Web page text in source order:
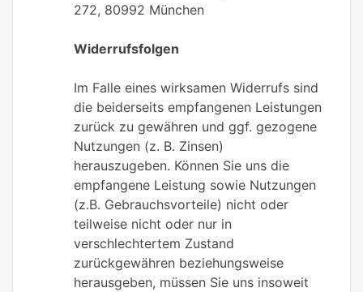
272, 80992 München
Widerrufsfolgen
Im Falle eines wirksamen Widerrufs sind
die beiderseits empfangenen Leistungen
zurück zu gewähren und ggf. gezogene
Nutzungen (z. B. Zinsen)
herauszugeben. Können Sie uns die
empfangene Leistung sowie Nutzungen
(z.B. Gebrauchsvorteile) nicht oder
teilweise nicht oder nur in
verschlechtertem Zustand
zurückgewähren beziehungsweise
herausgeben, müssen Sie uns insoweit